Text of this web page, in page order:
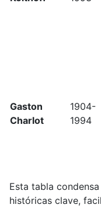
Gaston
Charlot
1904-
1994
Esta tabla
históricas clave,